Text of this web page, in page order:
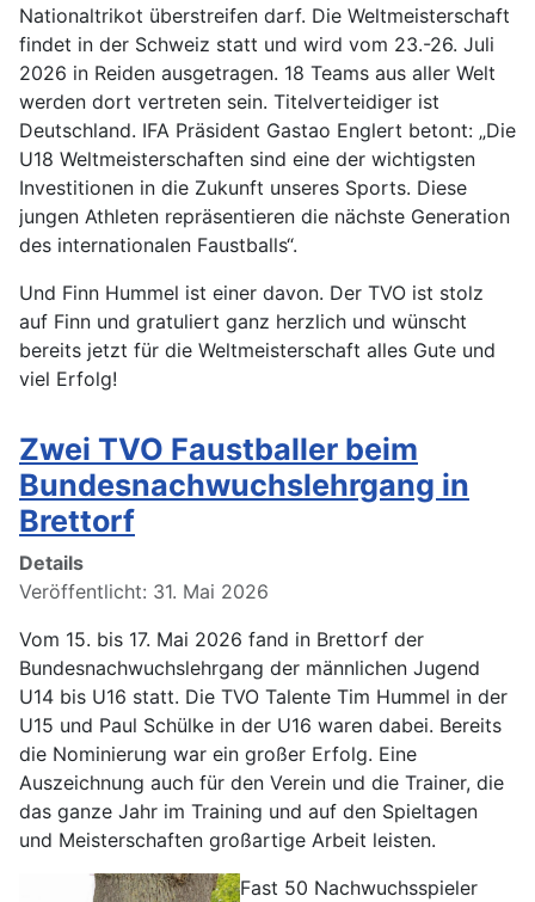
Nationaltrikot überstreifen darf. Die Weltmeisterschaft
findet in der Schweiz statt und wird vom 23.-26. Juli
2026 in Reiden ausgetragen. 18 Teams aus aller Welt
werden dort vertreten sein. Titelverteidiger ist
Deutschland. IFA Präsident Gastao Englert betont: „Die
U18 Weltmeisterschaften sind eine der wichtigsten
Investitionen in die Zukunft unseres Sports. Diese
jungen Athleten repräsentieren die nächste Generation
des internationalen Faustballs“.
Und Finn Hummel ist einer davon. Der TVO ist stolz
auf Finn und gratuliert ganz herzlich und wünscht
bereits jetzt für die Weltmeisterschaft alles Gute und
viel Erfolg!
Zwei TVO Faustballer beim
Bundesnachwuchslehrgang in
Brettorf
Details
Veröffentlicht: 31. Mai 2026
Vom 15. bis 17. Mai 2026 fand in Brettorf der
Bundesnachwuchslehrgang der männlichen Jugend
U14 bis U16 statt. Die TVO Talente Tim Hummel in der
U15 und Paul Schülke in der U16 waren dabei. Bereits
die Nominierung war ein großer Erfolg. Eine
Auszeichnung auch für den Verein und die Trainer, die
das ganze Jahr im Training und auf den Spieltagen
und Meisterschaften großartige Arbeit leisten.
Fast 50 Nachwuchsspieler